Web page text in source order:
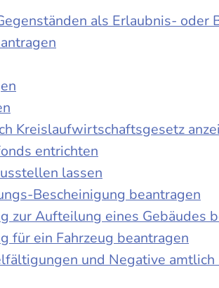
als Erlaubnis- oder
Kreislaufwirtschaftsgesetz
entrichten
lassen
Bescheinigung beantragen
zur Aufteilung eines Gebäudes
für ein Fahrzeug beantragen
und Negative